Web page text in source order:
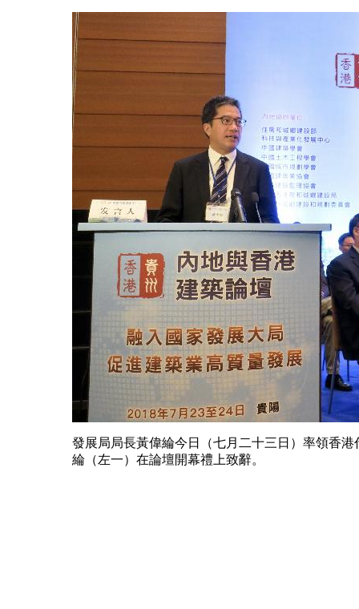
發展局局長黃偉綸今日（七月二十三日）率領香
綸（左一）在論壇開幕禮上致辭。